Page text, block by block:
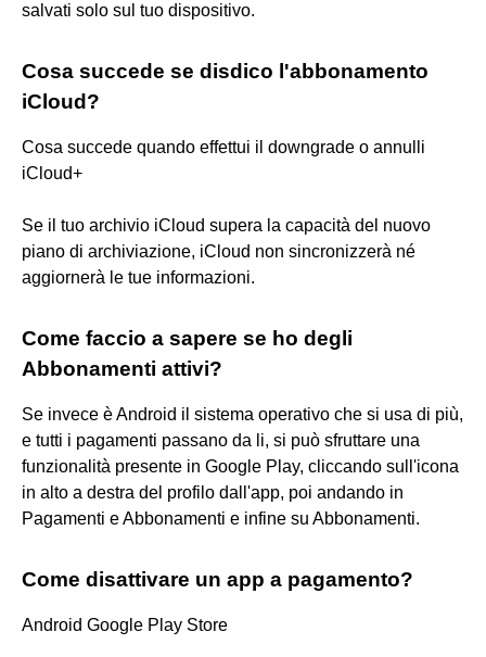
salvati solo sul tuo dispositivo.
Cosa succede se disdico l'abbonamento
iCloud?
Cosa succede quando effettui il downgrade o annulli
iCloud+
Se il tuo archivio iCloud supera la capacità del nuovo
piano di archiviazione, iCloud non sincronizzerà né
aggiornerà le tue informazioni.
Come faccio a sapere se ho degli
Abbonamenti attivi?
Se invece è Android il sistema operativo che si usa di più,
e tutti i pagamenti passano da li, si può sfruttare una
funzionalità presente in Google Play, cliccando sull'icona
in alto a destra del profilo dall'app, poi andando in
Pagamenti e Abbonamenti e infine su Abbonamenti.
Come disattivare un app a pagamento?
Android Google Play Store